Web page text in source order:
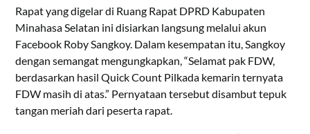
Rapat yang digelar di Ruang Rapat DPRD Kabupaten
Minahasa Selatan ini disiarkan langsung melalui akun
Facebook Roby Sangkoy. Dalam kesempatan itu, Sangkoy
dengan semangat mengungkapkan, “Selamat pak FDW,
berdasarkan hasil Quick Count Pilkada kemarin ternyata
FDW masih di atas.” Pernyataan tersebut disambut tepuk
tangan meriah dari peserta rapat.